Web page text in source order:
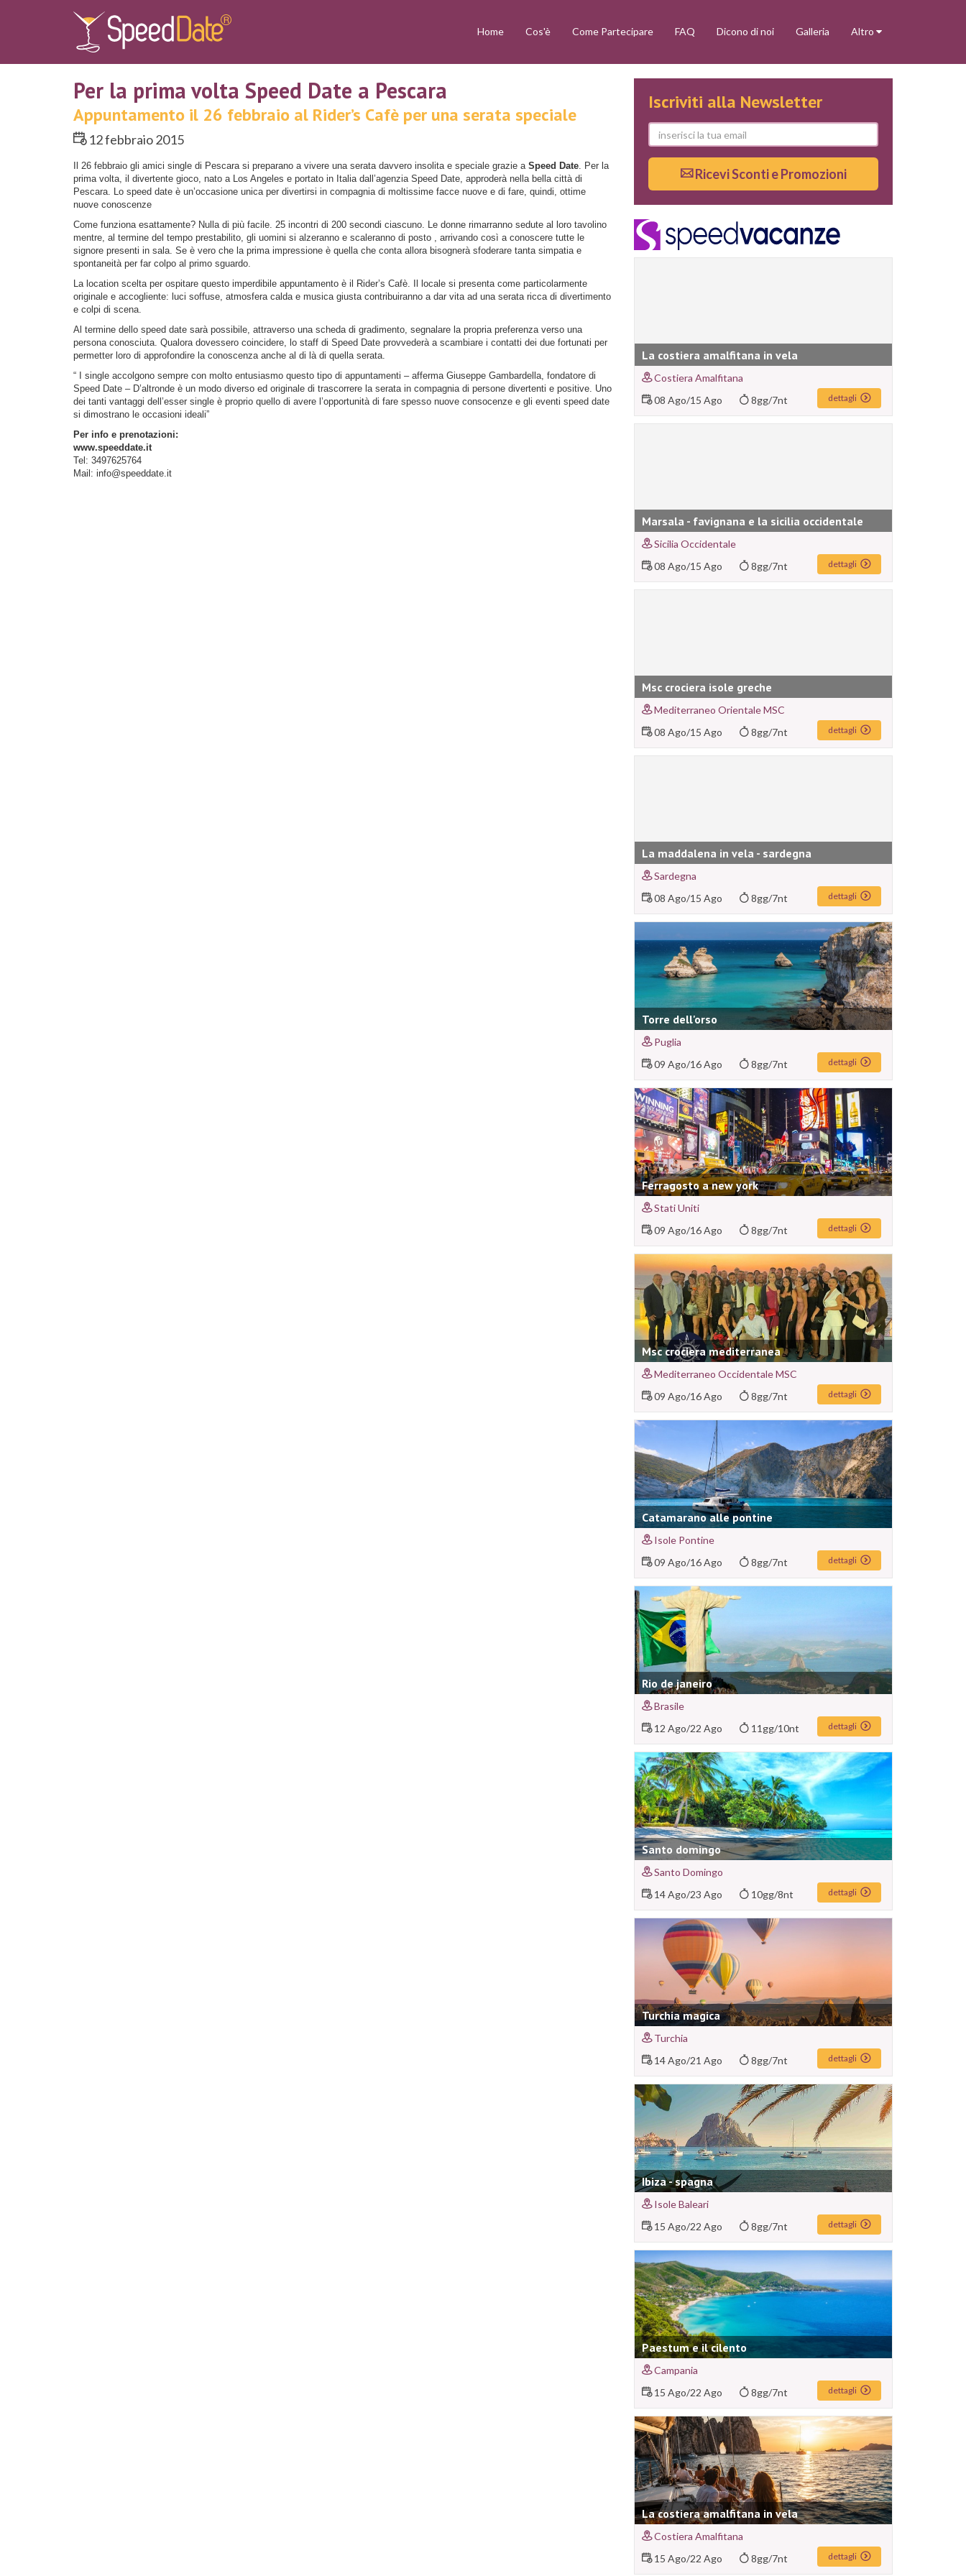
Home Cos'è Come Partecipare FAQ Dicono di noi Galleria Altro
Per la prima volta Speed Date a Pescara
Appuntamento il 26 febbraio al Rider’s Cafè per una serata speciale
12 febbraio 2015
Il 26 febbraio gli amici single di Pescara si preparano a vivere una serata davvero insolita e speciale grazie a Speed Date. Per la
prima volta, il divertente gioco, nato a Los Angeles e portato in Italia dall’agenzia Speed Date, approderà nella bella città di
Pescara. Lo speed date è un’occasione unica per divertirsi in compagnia di moltissime facce nuove e di fare, quindi, ottime
nuove conoscenze
Come funziona esattamente? Nulla di più facile. 25 incontri di 200 secondi ciascuno. Le donne rimarranno sedute al loro tavolino
mentre, al termine del tempo prestabilito, gli uomini si alzeranno e scaleranno di posto , arrivando così a conoscere tutte le
signore presenti in sala. Se è vero che la prima impressione è quella che conta allora bisognerà sfoderare tanta simpatia e
spontaneità per far colpo al primo sguardo.
La location scelta per ospitare questo imperdibile appuntamento è il Rider’s Cafè. Il locale si presenta come particolarmente
originale e accogliente: luci soffuse, atmosfera calda e musica giusta contribuiranno a dar vita ad una serata ricca di divertimento
e colpi di scena.
Al termine dello speed date sarà possibile, attraverso una scheda di gradimento, segnalare la propria preferenza verso una
persona conosciuta. Qualora dovessero coincidere, lo staff di Speed Date provvederà a scambiare i contatti dei due fortunati per
permetter loro di approfondire la conoscenza anche al di là di quella serata.
“ I single accolgono sempre con molto entusiasmo questo tipo di appuntamenti – afferma Giuseppe Gambardella, fondatore di
Speed Date – D’altronde è un modo diverso ed originale di trascorrere la serata in compagnia di persone divertenti e positive. Uno
dei tanti vantaggi dell’esser single è proprio quello di avere l’opportunità di fare spesso nuove consocenze e gli eventi speed date
si dimostrano le occasioni ideali”
Per info e prenotazioni:
www.speeddate.it
Tel: 3497625764
Mail: info@speeddate.it
Iscriviti alla Newsletter
Ricevi Sconti e Promozioni
La costiera amalfitana in vela
Costiera Amalfitana
08 Ago/15 Ago 8gg/7nt dettagli
Marsala - favignana e la sicilia occidentale
Sicilia Occidentale
08 Ago/15 Ago 8gg/7nt dettagli
Msc crociera isole greche
Mediterraneo Orientale MSC
08 Ago/15 Ago 8gg/7nt dettagli
La maddalena in vela - sardegna
Sardegna
08 Ago/15 Ago 8gg/7nt dettagli
Torre dell'orso
Puglia
09 Ago/16 Ago 8gg/7nt dettagli
Ferragosto a new york
Stati Uniti
09 Ago/16 Ago 8gg/7nt dettagli
Msc crociera mediterranea
Mediterraneo Occidentale MSC
09 Ago/16 Ago 8gg/7nt dettagli
Catamarano alle pontine
Isole Pontine
09 Ago/16 Ago 8gg/7nt dettagli
Rio de janeiro
Brasile
12 Ago/22 Ago 11gg/10nt dettagli
Santo domingo
Santo Domingo
14 Ago/23 Ago 10gg/8nt dettagli
Turchia magica
Turchia
14 Ago/21 Ago 8gg/7nt dettagli
Ibiza - spagna
Isole Baleari
15 Ago/22 Ago 8gg/7nt dettagli
Paestum e il cilento
Campania
15 Ago/22 Ago 8gg/7nt dettagli
La costiera amalfitana in vela
Costiera Amalfitana
15 Ago/22 Ago 8gg/7nt dettagli